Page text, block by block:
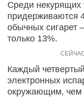
Среди некурящих
придерживаются
обычных
только 13%.
Каждый
электронных
окружающим, чем